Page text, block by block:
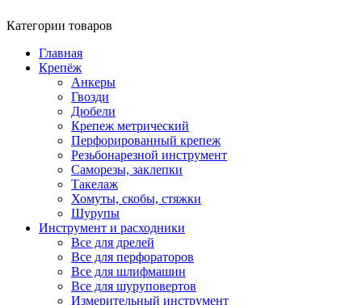
Категории товаров
Главная
Крепёж
Анкеры
Гвозди
Дюбели
Крепеж метрический
Перфорированный крепеж
Резьбонарезной инструмент
Саморезы, заклепки
Такелаж
Хомуты, скобы, стяжки
Шурупы
Инструмент и расходники
Все для дрелей
Все для перфораторов
Все для шлифмашин
Все для шуруповертов
Измерительный инструмент